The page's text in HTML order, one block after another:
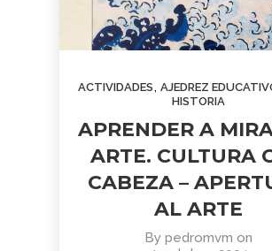
ACTIVIDADES, AJEDREZ
HISTORIA
APRENDER A
ARTE. CULTURA
CABEZA –
AL ARTE
By pedromvm on